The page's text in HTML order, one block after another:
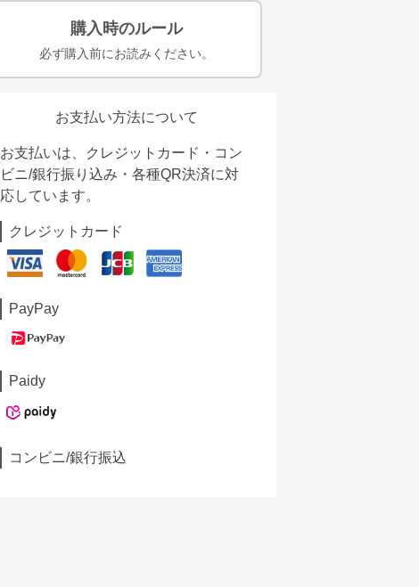
購入時のルール
必ず購入前にお読みください。
お支払い方法について
お支払いは、クレジットカード・コン
ビニ/銀行振り込み・各種QR決済に対
応しています。
クレジットカード
PayPay
Paidy
コンビニ/銀行振込